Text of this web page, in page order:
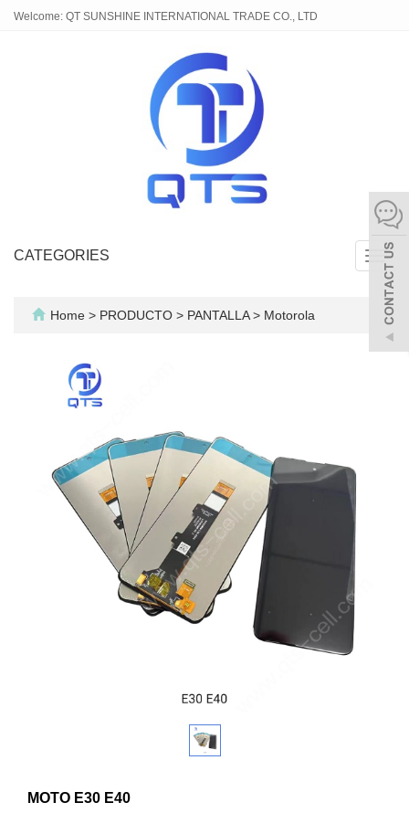
Welcome: QT SUNSHINE INTERNATIONAL TRADE CO., LTD
CATEGORIES
Home > PRODUCTO > PANTALLA> Motorola
MOTO E30 E40